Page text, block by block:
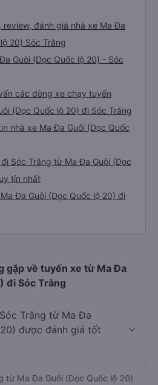
review, đánh giá nhà xe Ma Đa
20) Sóc Trăng
Guôi (Dọc Quốc lộ 20) - Sóc
các dòng xe chạy tuyến
(Dọc Quốc lộ 20) đi Sóc Trăng
nhà xe Ma Đa Guôi (Dọc Quốc
Sóc Trăng từ Ma Đa Guôi (Dọc
tín nhất
Đa Guôi (Dọc Quốc lộ 20) đi
gặp về tuyến xe từ Ma Đa
đi Sóc Trăng
Trăng từ Ma Đa
được đánh giá tốt
từ Ma Đa Guôi (Dọc Quốc lộ 20)